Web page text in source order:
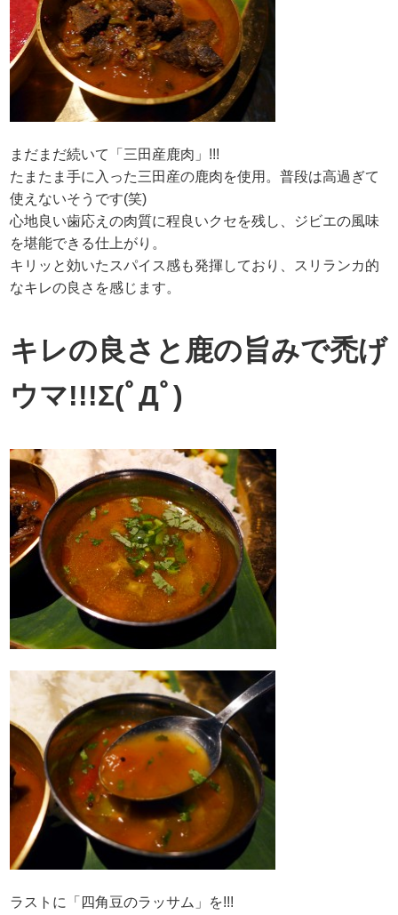
まだまだ続いて「三田産鹿肉」!!!
たまたま手に入った三田産の鹿肉を使用。普段は高過ぎて
使えないそうです(笑)
心地良い歯応えの肉質に程良いクセを残し、ジビエの風味
を堪能できる仕上がり。
キリッと効いたスパイス感も発揮しており、スリランカ的
なキレの良さを感じます。
キレの良さと鹿の旨みで禿げ
ウマ!!!Σ(ﾟДﾟ)
ラストに「四角豆のラッサム」を!!!